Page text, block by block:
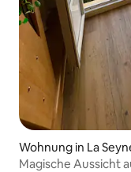
Wohnung in La
Magische Aussicht